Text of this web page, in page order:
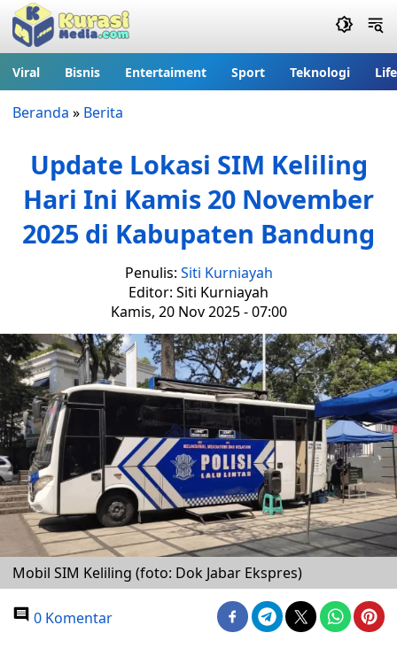
Viral Bisnis Entertaiment Sport Teknologi
Beranda » Berita
Update Lokasi SIM Keliling
Hari Ini Kamis 20 November
2025 di Kabupaten Bandung
Penulis: Siti Kurniayah
Editor: Siti Kurniayah
Kamis, 20 Nov 2025 - 07:00
Mobil SIM Keliling (foto: Dok Jabar Ekspres)
0 Komentar